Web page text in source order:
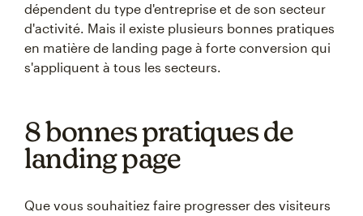
dépendent du type d'entreprise et de son secteur
d'activité. Mais il existe plusieurs bonnes pratiques
en matière de landing page à forte conversion qui
s'appliquent à tous les secteurs.
8 bonnes pratiques de
landing page
Que vous souhaitiez faire progresser des visiteurs